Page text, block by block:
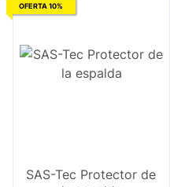
OFERTA 10%
SAS-Tec Protector de